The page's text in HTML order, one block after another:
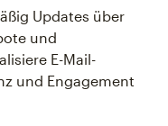
Updates über
und
E-Mail-
und Engagement